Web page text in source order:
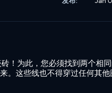
！为此，您必须找到两个相
。这些线也不得穿过任何其